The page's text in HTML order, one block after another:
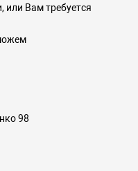
или Вам требуется
98